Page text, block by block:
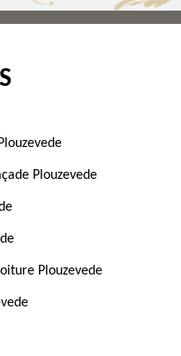
Plouzevede
Plouzevede